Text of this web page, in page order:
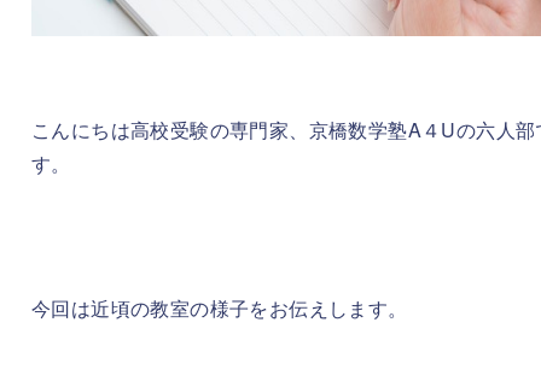
こんにちは高校受験の専門家、京橋数学塾A４Uの六人部
す。
今回は近頃の教室の様子をお伝えします。